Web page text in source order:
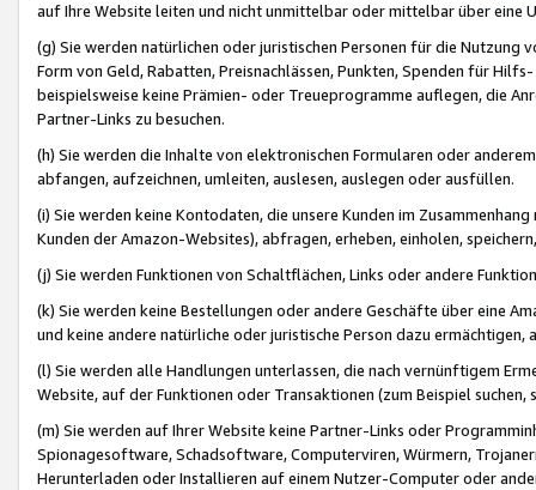
auf Ihre Website leiten und nicht unmittelbar oder mittelbar über eine
(g) Sie werden natürlichen oder juristischen Personen für die Nutzung
Form von Geld, Rabatten, Preisnachlässen, Punkten, Spenden für
beispielsweise keine Prämien- oder Treueprogramme auflegen, die
Partner-Links zu besuchen.
(h) Sie werden die Inhalte von elektronischen Formularen oder
abfangen, aufzeichnen, umleiten, auslesen, auslegen oder ausfüllen.
(i) Sie werden keine Kontodaten, die unsere Kunden im
Kunden der Amazon-Websites), abfragen, erheben, einholen,
(j) Sie werden Funktionen von Schaltflächen, Links oder andere
(k) Sie werden keine Bestellungen oder andere Geschäfte über eine
und keine andere natürliche oder juristische Person dazu
(l) Sie werden alle Handlungen unterlassen, die nach vernünftigem
Website, auf der Funktionen oder Transaktionen (zum Beispiel
(m) Sie werden auf Ihrer Website keine Partner-Links oder
Spionagesoftware, Schadsoftware, Computerviren, Würmern,
Herunterladen oder Installieren auf einem Nutzer-Computer oder